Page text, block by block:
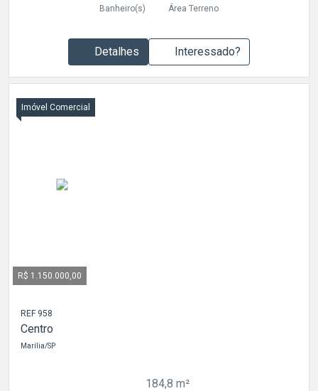
Banheiro(s) Área Terreno
Detalhes Interessado?
Imóvel Comercial
R$ 1.150.000,00
REF 958
Centro
Marília/SP
184,8 m²